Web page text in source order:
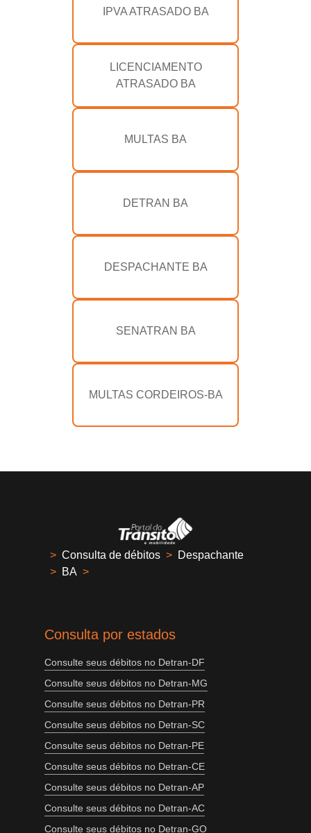
IPVA ATRASADO BA
LICENCIAMENTO
ATRASADO BA
MULTAS BA
DETRAN BA
DESPACHANTE BA
SENATRAN BA
MULTAS CORDEIROS-BA
> Consulta de débitos > Despachante
> BA >
Consulta por estados
Consulte seus débitos no Detran-DF
Consulte seus débitos no Detran-MG
Consulte seus débitos no Detran-PR
Consulte seus débitos no Detran-SC
Consulte seus débitos no Detran-PE
Consulte seus débitos no Detran-CE
Consulte seus débitos no Detran-AP
Consulte seus débitos no Detran-AC
Consulte seus débitos no Detran-GO